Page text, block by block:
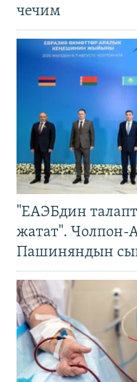
чечим
"ЕАЭБдин
жатат". Чолпон-
Пашиняндын